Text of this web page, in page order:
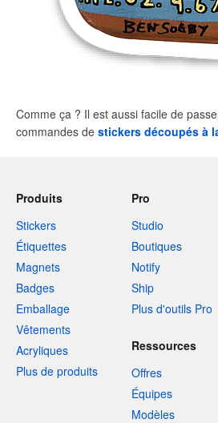
Comme ça ? Il est aussi facile de
commandes de stickers découpés à
Produits
Stickers
Étiquettes
Magnets
Badges
Emballage
Vêtements
Acryliques
Plus de produits
Pro
Studio
Boutiques
Notify
Ship
Plus d'outils Pro
Ressources
Offres
Équipes
Modèles